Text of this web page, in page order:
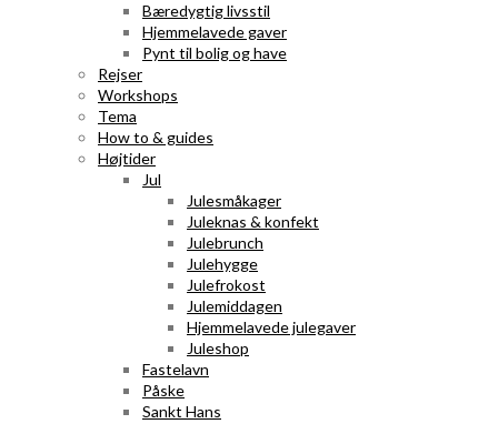
Bæredygtig livsstil
Hjemmelavede gaver
Pynt til bolig og have
Rejser
Workshops
Tema
How to & guides
Højtider
Jul
Julesmåkager
Juleknas & konfekt
Julebrunch
Julehygge
Julefrokost
Julemiddagen
Hjemmelavede julegaver
Juleshop
Fastelavn
Påske
Sankt Hans